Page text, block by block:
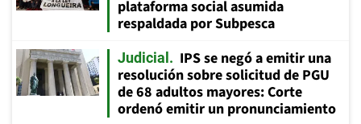
plataforma social asumida
respaldada por Subpesca
Judicial
IPS se negó a emitir una
resolución sobre solicitud de PGU
de 68 adultos mayores: Corte
ordenó emitir un pronunciamiento